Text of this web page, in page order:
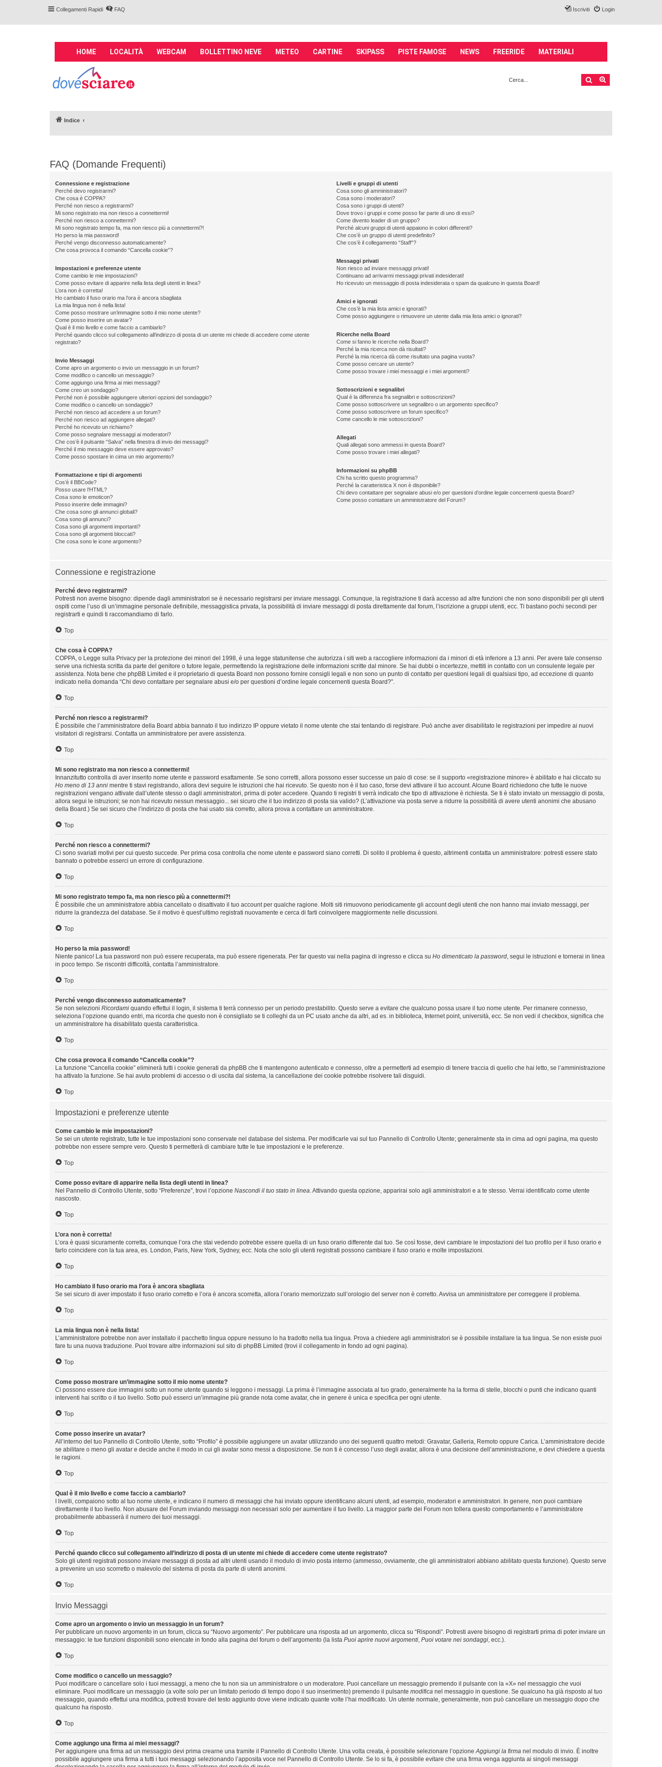
Collegamenti Rapidi FAQ Login
Iscriviti
M
n
n
v
i
g
n
HOME LOCALITÀ WEBCAM BOLLETTINO NEVE METEO CARTINE SKIPASS PISTE FAMOSE NEWS FREERIDE MATERIALI
Cerca
Indice
FAQ (Domande Frequenti)
Connessione e registrazione
Perché devo registrarmi?
Che cosa è COPPA?
Perché non riesco a registrarmi?
Mi sono registrato ma non riesco a connettermi!
Perché non riesco a connettermi?
Mi sono registrato tempo fa, ma non riesco più a connettermi?!
Ho perso la mia password!
Perché vengo disconnesso automaticamente?
Che cosa provoca il comando “Cancella cookie”?
Impostazioni e preferenze utente
Come cambio le mie impostazioni?
Come posso evitare di apparire nella lista degli utenti in linea?
L’ora non è corretta!
Ho cambiato il fuso orario ma l’ora è ancora sbagliata
La mia lingua non è nella lista!
Come posso mostrare un’immagine sotto il mio nome utente?
Come posso inserire un avatar?
Qual è il mio livello e come faccio a cambiarlo?
Perché quando clicco sul collegamento all’indirizzo di posta di un utente mi chiede di accedere come utente
registrato?
Invio Messaggi
Come apro un argomento o invio un messaggio in un forum?
Come modifico o cancello un messaggio?
Come aggiungo una firma ai miei messaggi?
Come creo un sondaggio?
Perché non è possibile aggiungere ulteriori opzioni del sondaggio?
Come modifico o cancello un sondaggio?
Perché non riesco ad accedere a un forum?
Perché non riesco ad aggiungere allegati?
Perché ho ricevuto un richiamo?
Come posso segnalare messaggi ai moderatori?
Che cos’è il pulsante “Salva” nella finestra di invio dei messaggi?
Perché il mio messaggio deve essere approvato?
Come posso spostare in cima un mio argomento?
Formattazione e tipi di argomenti
Cos’è il BBCode?
Posso usare l’HTML?
Cosa sono le emoticon?
Posso inserire delle immagini?
Che cosa sono gli annunci globali?
Cosa sono gli annunci?
Cosa sono gli argomenti importanti?
Cosa sono gli argomenti bloccati?
Che cosa sono le icone argomento?
Livelli e gruppi di utenti
Cosa sono gli amministratori?
Cosa sono i moderatori?
Cosa sono i gruppi di utenti?
Dove trovo i gruppi e come posso far parte di uno di essi?
Come divento leader di un gruppo?
Perché alcuni gruppi di utenti appaiono in colori differenti?
Che cos’è un gruppo di utenti predefinito?
Che cos’è il collegamento “Staff”?
Messaggi privati
Non riesco ad inviare messaggi privati!
Continuano ad arrivarmi messaggi privati indesiderati!
Ho ricevuto un messaggio di posta indesiderata o spam da qualcuno in questa Board!
Amici e ignorati
Che cos’è la mia lista amici e ignorati?
Come posso aggiungere o rimuovere un utente dalla mia lista amici o ignorati?
Ricerche nella Board
Come si fanno le ricerche nella Board?
Perché la mia ricerca non dà risultati?
Perché la mia ricerca dà come risultato una pagina vuota?
Come posso cercare un utente?
Come posso trovare i miei messaggi e i miei argomenti?
Sottoscrizioni e segnalibri
Qual è la differenza fra segnalibri e sottoscrizioni?
Come posso sottoscrivere un segnalibro o un argomento specifico?
Come posso sottoscrivere un forum specifico?
Come cancello le mie sottoscrizioni?
Allegati
Quali allegati sono ammessi in questa Board?
Come posso trovare i miei allegati?
Informazioni su phpBB
Chi ha scritto questo programma?
Perché la caratteristica X non è disponibile?
Chi devo contattare per segnalare abusi e/o per questioni d’ordine legale concernenti questa Board?
Come posso contattare un amministratore del Forum?
Connessione e registrazione
Perché devo registrarmi?
Potresti non averne bisogno: dipende dagli amministratori se è necessario registrarsi per inviare messaggi. Comunque, la registrazione ti darà accesso ad altre funzioni che non sono disponibili per gli utenti
ospiti come l’uso di un’immagine personale definibile, messaggistica privata, la possibilità di inviare messaggi di posta direttamente dal forum, l’iscrizione a gruppi utenti, ecc. Ti bastano pochi secondi per
registrarti e quindi ti raccomandiamo di farlo.
Top
Che cosa è COPPA?
COPPA, o Legge sulla Privacy per la protezione dei minori del 1998, è una legge statunitense che autorizza i siti web a raccogliere informazioni da i minori di età inferiore a 13 anni. Per avere tale consenso
serve una richiesta scritta da parte del genitore o tutore legale, permettendo la registrazione delle informazioni scritte dal minore. Se hai dubbi o incertezze, mettiti in contatto con un consulente legale per
assistenza. Nota bene che phpBB Limited e il proprietario di questa Board non possono fornire consigli legali e non sono un punto di contatto per questioni legali di qualsiasi tipo, ad eccezione di quanto
indicato nella domanda “Chi devo contattare per segnalare abusi e/o per questioni d’ordine legale concernenti questa Board?”.
Top
Perché non riesco a registrarmi?
È possibile che l’amministratore della Board abbia bannato il tuo indirizzo IP oppure vietato il nome utente che stai tentando di registrare. Può anche aver disabilitato le registrazioni per impedire ai nuovi
visitatori di registrarsi. Contatta un amministratore per avere assistenza.
Top
Mi sono registrato ma non riesco a connettermi!
Innanzitutto controlla di aver inserito nome utente e password esattamente. Se sono corretti, allora possono esser successe un paio di cose: se il supporto «registrazione minore» è abilitato e hai cliccato su
Ho meno di 13 anni mentre ti stavi registrando, allora devi seguire le istruzioni che hai ricevuto. Se questo non è il tuo caso, forse devi attivare il tuo account. Alcune Board richiedono che tutte le nuove
registrazioni vengano attivate dall’utente stesso o dagli amministratori, prima di poter accedere. Quando ti registri ti verrà indicato che tipo di attivazione è richiesta. Se ti è stato inviato un messaggio di posta,
allora segui le istruzioni; se non hai ricevuto nessun messaggio... sei sicuro che il tuo indirizzo di posta sia valido? (L’attivazione via posta serve a ridurre la possibilità di avere utenti anonimi che abusano
della Board.) Se sei sicuro che l’indirizzo di posta che hai usato sia corretto, allora prova a contattare un amministratore.
Top
Perché non riesco a connettermi?
Ci sono svariati motivi per cui questo succede. Per prima cosa controlla che nome utente e password siano corretti. Di solito il problema è questo, altrimenti contatta un amministratore: potresti essere stato
bannato o potrebbe esserci un errore di configurazione.
Top
Mi sono registrato tempo fa, ma non riesco più a connettermi?!
È possibile che un amministratore abbia cancellato o disattivato il tuo account per qualche ragione. Molti siti rimuovono periodicamente gli account degli utenti che non hanno mai inviato messaggi, per
ridurre la grandezza del database. Se il motivo è quest’ultimo registrati nuovamente e cerca di farti coinvolgere maggiormente nelle discussioni.
Top
Ho perso la mia password!
Niente panico! La tua password non può essere recuperata, ma può essere rigenerata. Per far questo vai nella pagina di ingresso e clicca su Ho dimenticato la password , segui le istruzioni e tornerai in linea
in poco tempo. Se riscontri difficoltà, contatta l’amministratore.
Top
Perché vengo disconnesso automaticamente?
Se non selezioni Ricordami quando effettui il login, il sistema ti terrà connesso per un periodo prestabilito. Questo serve a evitare che qualcuno possa usare il tuo nome utente. Per rimanere connesso,
seleziona l’opzione quando entri, ma ricorda che questo non è consigliato se ti colleghi da un PC usato anche da altri, ad es. in biblioteca, Internet point, università, ecc. Se non vedi il checkbox, significa che
un amministratore ha disabilitato questa caratteristica.
Top
Che cosa provoca il comando “Cancella cookie”?
La funzione “Cancella cookie” eliminerà tutti i cookie generati da phpBB che ti mantengono autenticato e connesso, oltre a permetterti ad esempio di tenere traccia di quello che hai letto, se l’amministrazione
ha attivato la funzione. Se hai avuto problemi di accesso o di uscita dal sistema, la cancellazione dei cookie potrebbe risolvere tali disguidi.
Top
Impostazioni e preferenze utente
Come cambio le mie impostazioni?
Se sei un utente registrato, tutte le tue impostazioni sono conservate nel database del sistema. Per modificarle vai sul tuo Pannello di Controllo Utente; generalmente sta in cima ad ogni pagina, ma questo
potrebbe non essere sempre vero. Questo ti permetterà di cambiare tutte le tue impostazioni e le preferenze.
Top
Come posso evitare di apparire nella lista degli utenti in linea?
Nel Pannello di Controllo Utente, sotto “Preferenze”, trovi l’opzione Nascondi il tuo stato in linea . Attivando questa opzione, apparirai solo agli amministratori e a te stesso. Verrai identificato come utente
nascosto.
Top
L’ora non è corretta!
L’ora è quasi sicuramente corretta, comunque l’ora che stai vedendo potrebbe essere quella di un fuso orario differente dal tuo. Se così fosse, devi cambiare le impostazioni del tuo profilo per il fuso orario e
farlo coincidere con la tua area, es. London, Paris, New York, Sydney, ecc. Nota che solo gli utenti registrati possono cambiare il fuso orario e molte impostazioni.
Top
Ho cambiato il fuso orario ma l’ora è ancora sbagliata
Se sei sicuro di aver impostato il fuso orario corretto e l’ora è ancora scorretta, allora l’orario memorizzato sull’orologio del server non è corretto. Avvisa un amministratore per correggere il problema.
Top
La mia lingua non è nella lista!
L’amministratore potrebbe non aver installato il pacchetto lingua oppure nessuno lo ha tradotto nella tua lingua. Prova a chiedere agli amministratori se è possibile installare la tua lingua. Se non esiste puoi
fare tu una nuova traduzione. Puoi trovare altre informazioni sul sito di phpBB Limited (trovi il collegamento in fondo ad ogni pagina).
Top
Come posso mostrare un’immagine sotto il mio nome utente?
Ci possono essere due immagini sotto un nome utente quando si leggono i messaggi. La prima è l’immagine associata al tuo grado, generalmente ha la forma di stelle, blocchi o punti che indicano quanti
interventi hai scritto o il tuo livello. Sotto può esserci un’immagine più grande nota come avatar, che in genere è unica e specifica per ogni utente.
Top
Come posso inserire un avatar?
All’interno del tuo Pannello di Controllo Utente, sotto “Profilo” è possibile aggiungere un avatar utilizzando uno dei seguenti quattro metodi: Gravatar, Galleria, Remoto oppure Carica. L’amministratore decide
se abilitare o meno gli avatar e decide anche il modo in cui gli avatar sono messi a disposizione. Se non ti è concesso l’uso degli avatar, allora è una decisione dell’amministrazione, e devi chiedere a questa
le ragioni.
Top
Qual è il mio livello e come faccio a cambiarlo?
I livelli, compaiono sotto al tuo nome utente, e indicano il numero di messaggi che hai inviato oppure identificano alcuni utenti, ad esempio, moderatori e amministratori. In genere, non puoi cambiare
direttamente il tuo livello. Non abusare del Forum inviando messaggi non necessari solo per aumentare il tuo livello. La maggior parte dei Forum non tollera questo comportamento e l’amministratore
probabilmente abbasserà il numero dei tuoi messaggi.
Top
Perché quando clicco sul collegamento all’indirizzo di posta di un utente mi chiede di accedere come utente registrato?
Solo gli utenti registrati possono inviare messaggi di posta ad altri utenti usando il modulo di invio posta interno (ammesso, ovviamente, che gli amministratori abbiano abilitato questa funzione). Questo serve
a prevenire un uso scorretto o malevolo del sistema di posta da parte di utenti anonimi.
Top
Invio Messaggi
Come apro un argomento o invio un messaggio in un forum?
Per pubblicare un nuovo argomento in un forum, clicca su “Nuovo argomento”. Per pubblicare una risposta ad un argomento, clicca su “Rispondi”. Potresti avere bisogno di registrarti prima di poter inviare un
messaggio: le tue funzioni disponibili sono elencate in fondo alla pagina del forum o dell’argomento (la lista Puoi aprire nuovi argomenti Puoi votare nei sondaggi , ecc.).
Top
Come modifico o cancello un messaggio?
Puoi modificare o cancellare solo i tuoi messaggi, a meno che tu non sia un amministratore o un moderatore. Puoi cancellare un messaggio premendo il pulsante con la «X» nel messaggio che vuoi
eliminare. Puoi modificare un messaggio (a volte solo per un limitato periodo di tempo dopo il suo inserimento) premendo il pulsante modifica nel messaggio in questione. Se qualcuno ha già risposto al tuo
messaggio, quando effettui una modifica, potresti trovare del testo aggiunto dove viene indicato quante volte l’hai modificato. Un utente normale, generalmente, non può cancellare un messaggio dopo che
qualcuno ha risposto.
Top
Come aggiungo una firma ai miei messaggi?
Per aggiungere una firma ad un messaggio devi prima crearne una tramite il Pannello di Controllo Utente. Una volta creata, è possibile selezionare l’opzione Aggiungi la firma nel modulo di invio. È inoltre
possibile aggiungere una firma a tutti i tuoi messaggi selezionando l’apposita voce nel Pannello di Controllo Utente. Se lo si fa, è possibile evitare che una firma venga aggiunta ai singoli messaggi